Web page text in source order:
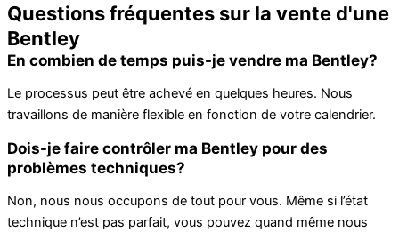
Questions fréquentes sur la vente d'une
Bentley
En combien de temps puis-je vendre ma Bentley?
Le processus peut être achevé en quelques heures. Nous
travaillons de manière flexible en fonction de votre calendrier.
Dois-je faire contrôler ma Bentley pour des
problèmes techniques?
Non, nous nous occupons de tout pour vous. Même si l’état
technique n’est pas parfait, vous pouvez quand même nous